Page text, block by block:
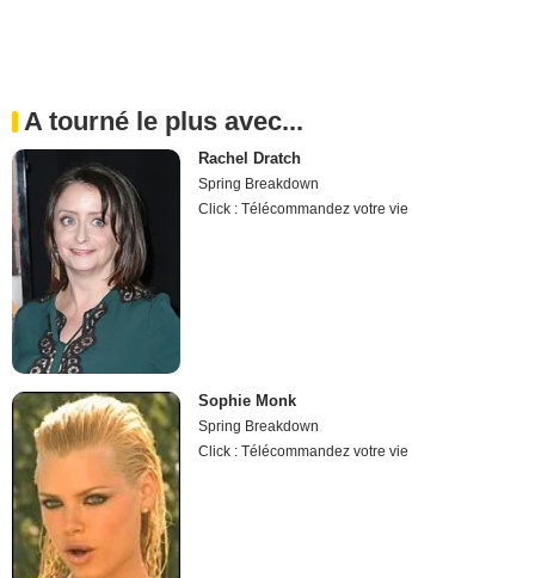
A tourné le plus avec...
Rachel Dratch
Spring Breakdown
Click : Télécommandez votre vie
Sophie Monk
Spring Breakdown
Click : Télécommandez votre vie